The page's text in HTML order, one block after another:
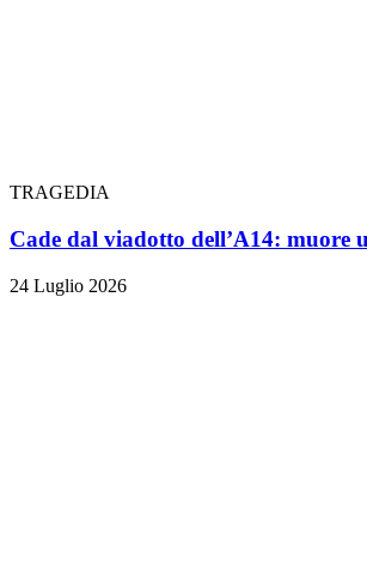
TRAGEDIA
Cade dal viadotto dell’A14: muore
24 Luglio 2026